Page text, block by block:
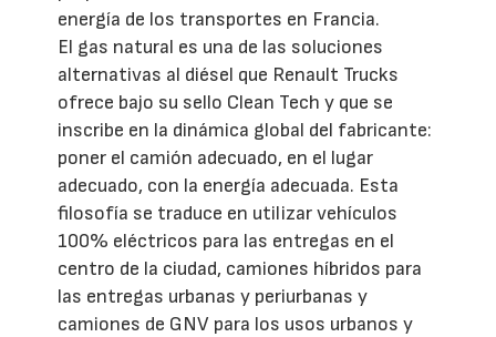
energía de los transportes en Francia.
El gas natural es una de las soluciones
alternativas al diésel que Renault Trucks
ofrece bajo su sello Clean Tech y que se
inscribe en la dinámica global del fabricante:
poner el camión adecuado, en el lugar
adecuado, con la energía adecuada. Esta
filosofía se traduce en utilizar vehículos
100% eléctricos para las entregas en el
centro de la ciudad, camiones híbridos para
las entregas urbanas y periurbanas y
camiones de GNV para los usos urbanos y